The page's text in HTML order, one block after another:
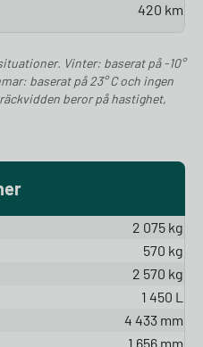
420 km
Vinter: baserat på -10°
baserat på 23° C och ingen
beror på hastighet,
2 075 kg
570 kg
2 570 kg
1 450 L
4 433 mm
1 656 mm